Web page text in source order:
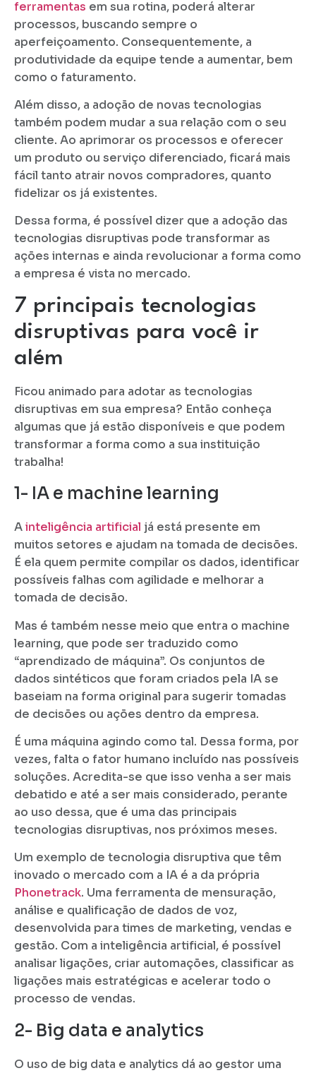
ferramentas em sua rotina, poderá alterar
processos, buscando sempre o
aperfeiçoamento. Consequentemente, a
produtividade da equipe tende a aumentar, bem
como o faturamento.
Além disso, a adoção de novas tecnologias
também podem mudar a sua relação com o seu
cliente. Ao aprimorar os processos e oferecer
um produto ou serviço diferenciado, ficará mais
fácil tanto atrair novos compradores, quanto
fidelizar os já existentes.
Dessa forma, é possível dizer que a adoção das
tecnologias disruptivas pode transformar as
ações internas e ainda revolucionar a forma como
a empresa é vista no mercado.
7 principais tecnologias
disruptivas para você ir
além
Ficou animado para adotar as tecnologias
disruptivas em sua empresa? Então conheça
algumas que já estão disponíveis e que podem
transformar a forma como a sua instituição
trabalha!
1- IA e machine learning
Ainteligência artificial já está presente em
muitos setores e ajudam na tomada de decisões.
É ela quem permite compilar os dados, identificar
possíveis falhas com agilidade e melhorar a
tomada de decisão.
Mas é também nesse meio que entra o machine
learning, que pode ser traduzido como
“aprendizado de máquina”. Os conjuntos de
dados sintéticos que foram criados pela IA se
baseiam na forma original para sugerir tomadas
de decisões ou ações dentro da empresa.
É uma máquina agindo como tal. Dessa forma, por
vezes, falta o fator humano incluído nas possíveis
soluções. Acredita-se que isso venha a ser mais
debatido e até a ser mais considerado, perante
ao uso dessa, que é uma das principais
tecnologias disruptivas, nos próximos meses.
Um exemplo de tecnologia disruptiva que têm
inovado o mercado com a IA é a da própria
Phonetrack. Uma ferramenta de mensuração,
análise e qualificação de dados de voz,
desenvolvida para times de marketing, vendas e
gestão. Com a inteligência artificial, é possível
analisar ligações, criar automações, classificar as
ligações mais estratégicas e acelerar todo o
processo de vendas.
2- Big data e analytics
O uso de big data e analytics dá ao gestor uma